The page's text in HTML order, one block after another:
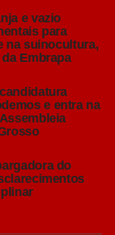
Tannure Filho,
reforça o
de
o fortalecimento
da
esse debate para
tenham
que, muitas
da
vazio sanitário
e vazio
para
na suinocultura,
Embrapa
e entra na
do